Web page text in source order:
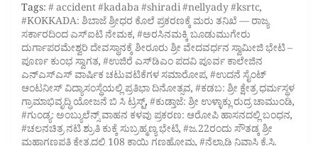
Tags:# accident #kadaba #shiradi #nellyady #ksrtc,
#KOKKADA: ಶಿಬಾಜೆ ಶ್ರೀಧರ ಕೊಲೆ ಪ್ರಕರಣಕ್ಕೆ ಮರು ತನಿಖೆ — ರಾಜ್ಯ
ಸರ್ಕಾರದಿಂದ ಎಸ್‌ಐಟಿ ನೇಮಕ,#ಅರಸಿನಮಕ್ಕಿ ಬೂಡುಮುಗೇರು
ದುರ್ಗಾಪರಮೇಶ್ವರಿ ದೇವಸ್ಥಾನಕ್ಕೆ ಶೀರೂರು ಶ್ರೀ ವೇದವರ್ಧನ ಸ್ವಾಮೀಜಿ ಭೇಟಿ –
ಪೂರ್ಣ ಕುಂಭ ಸ್ವಾಗತ,#ಉಜಿರೆ ಎಸ್‌ಡಿಎಂ ಪದವಿ ಪೂರ್ವ ಕಾಲೇಜಿನ
ಎನ್‌ಎಸ್‌ಎಸ್ ವಾರ್ಷಿಕ ಚಟುವಟಿಕೆಗಳ ಸಮಾರೋಪ,#ಉದನೆ ಸೈಂಟ್
ಆಂಟನೀಸ್‌ ವಿದ್ಯಾಸಂಸ್ಥೆಯಲ್ಲಿ ಪ್ರತಿಭಾ ದಿನೋತ್ಸವ,#ಕಡಬ: ಶ್ರೀ ಕ್ಷೇತ್ರ ಧರ್ಮಸ್ಥಳ
ಗ್ರಾಮಾಭಿವೃದ್ಧಿ ಯೋಜನೆ ಬಿ ಸಿ ಟ್ರಸ್ಟ್‌,#ಕುಡ್ತಾಜೆ: ಶ್ರೀ ಉಳ್ಳಾಕ್ಲು ರುದ್ರ ಚಾಮುಂಡಿ,
#ಗುಂಡ್ಯ: ಅಂಬ್ಯುಲೆನ್ಸ್ ವಾಹನ ಕಳವು ಪ್ರಕರಣ: ಆರೋಪಿ ಹಾಸನದಲ್ಲಿ ಬಂಧನ,
#ಚಲನಚಿತ್ರ ನಟಿ ಶ್ರುತಿ ಕುಕ್ಕೆ ಸುಬ್ರಹ್ಮಣ್ಯ ಭೇಟಿ,#ಜ.22ರಂದು ಸೌತಡ್ಕ ಶ್ರೀ